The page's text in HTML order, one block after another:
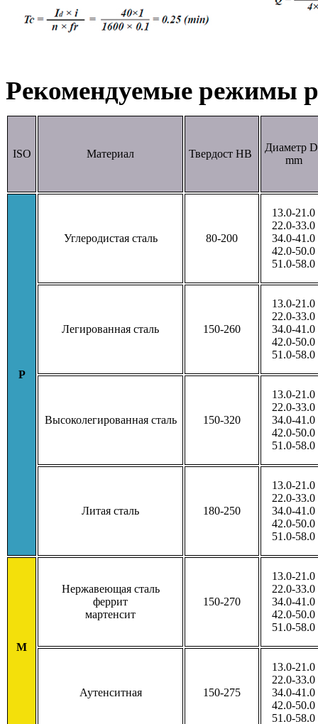
Рекомендуемые режимы
ISO Материал Твердост HB
Диаметр
mm
P
Углеродистая сталь 80-200
13.0-21.0
22.0-33.0
34.0-41.0
42.0-50.0
51.0-58.0
Легированная сталь 150-260
13.0-21.0
22.0-33.0
34.0-41.0
42.0-50.0
51.0-58.0
Высоколегированная сталь 150-320
13.0-21.0
22.0-33.0
34.0-41.0
42.0-50.0
51.0-58.0
Литая сталь 180-250
13.0-21.0
22.0-33.0
34.0-41.0
42.0-50.0
51.0-58.0
M
Нержавеющая сталь
феррит
мартенсит
150-270
13.0-21.0
22.0-33.0
34.0-41.0
42.0-50.0
51.0-58.0
Аутенситная 150-275
13.0-21.0
22.0-33.0
34.0-41.0
42.0-50.0
51.0-58.0